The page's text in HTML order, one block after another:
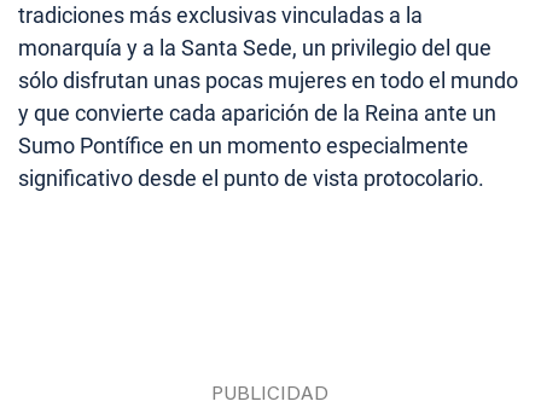
tradiciones más exclusivas vinculadas a la
monarquía y a la Santa Sede, un privilegio del que
sólo disfrutan unas pocas mujeres en todo el mundo
y que convierte cada aparición de la Reina ante un
Sumo Pontífice en un momento especialmente
significativo desde el punto de vista protocolario.